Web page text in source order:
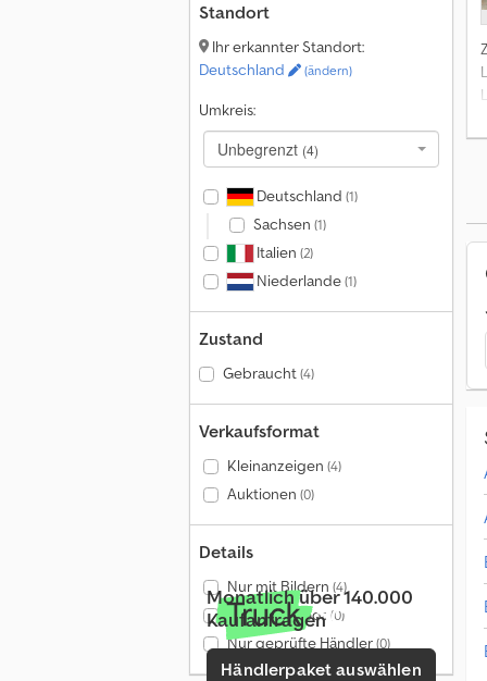
Standort
Ihr erkannter Standort:
Deutschland
(ändern)
Umkreis:
Unbegrenzt (4)
Deutschland (1)
Sachsen (1)
Italien (2)
Niederlande(1)
Zustand
Gebraucht(4)
Verkaufsformat
Kleinanzeigen (4)
Auktionen (0)
Details
Nur mit Bildern (4)
Nur mit Videos (0)
Nur geprüfte Händler(0)
Monatlich über 140.000
Kaufanfragen
Händlerpaket auswählen